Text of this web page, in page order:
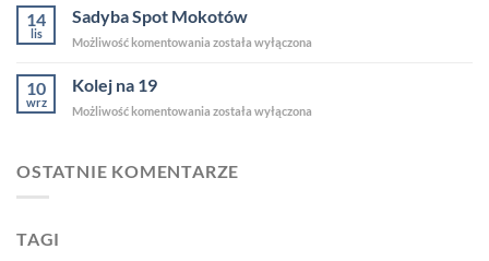
2024
14
lis
Sadyba Spot Mokotów
Możliwość komentowania Sadyba
została wyłączona
10
wrz
Kolej na 19
Możliwość komentowania Kolej
została wyłączona
OSTATNIE KOMENTARZE
TAGI